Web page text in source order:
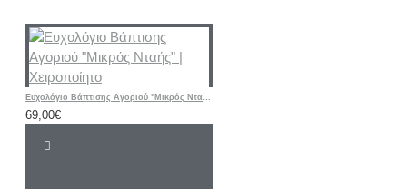
Ευχολόγιο Βάπτισης Αγοριού "Μικρός Νταής" | Χειροποίητο
69,00€